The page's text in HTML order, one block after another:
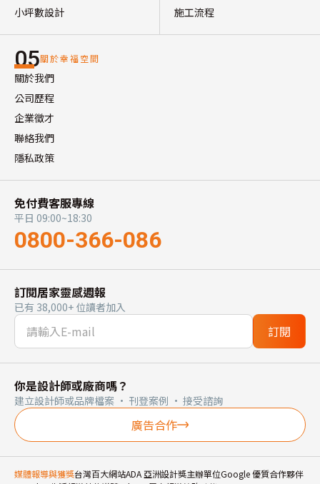
小坪數設計
施工流程
05關於幸福空間
關於我們
公司歷程
企業徵才
聯絡我們
隱私政策
免付費客服專線
平日 09:00~18:30
0800-366-086
訂閱居家靈感週報
已有 38,000+ 位讀者加入
訂閱
你是設計師或廠商嗎？
建立設計師或品牌檔案 · 刊登案例 · 接受諮詢
廣告合作
媒體報導與獲獎台灣百大網站ADA 亞洲設計獎主辦單位Google 優質合作夥伴